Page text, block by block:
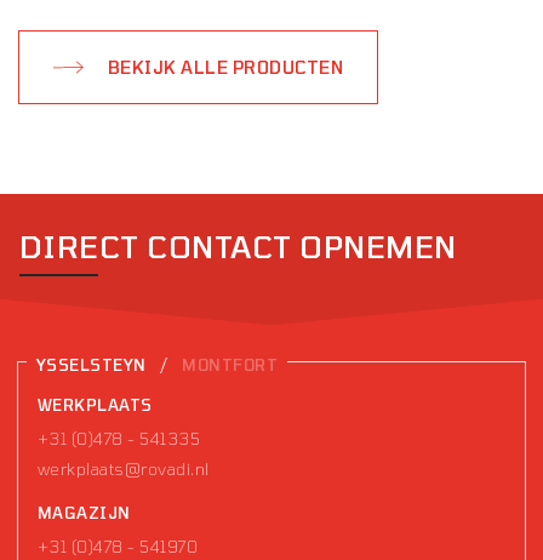
BEKIJK ALLE PRODUCTEN
DIRECT CONTACT OPNEMEN
YSSELSTEYN / MONTFORT
WERKPLAATS
+31 (0)478 - 541335
werkplaats@rovadi.nl
MAGAZIJN
+31 (0)478 - 541970